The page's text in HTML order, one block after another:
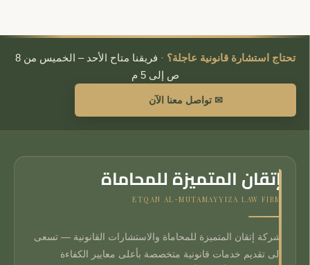
تحتاج استشارة قانونية عاجلة؟ ·
فريقنا متاح الأحد – الخميس من 8
ص إلى 5 م
✉ تواصل معنا الآن
إتقان المتميزة للمحاماة
ETQAN AL-MUTAMAYYIZA LAW FIRM
شركة إتقان المتميزة للمحاماة والاستشارات القانونية — تسعى
إلى تقديم خدمات قانونية متخصصة بأعلى معايير الكفاءة